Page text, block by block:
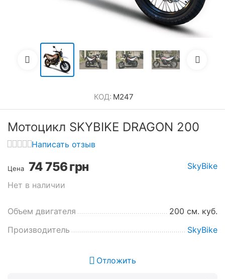
КОД: M247
Мотоцикл SKYBIKE DRAGON 200
Написать отзыв
Цена 74 756грн
Нет в наличии
SkyBike
Объем двигателя
200 см. куб.
Производитель
SkyBike
Отложить